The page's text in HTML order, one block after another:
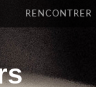
RENCONTRER